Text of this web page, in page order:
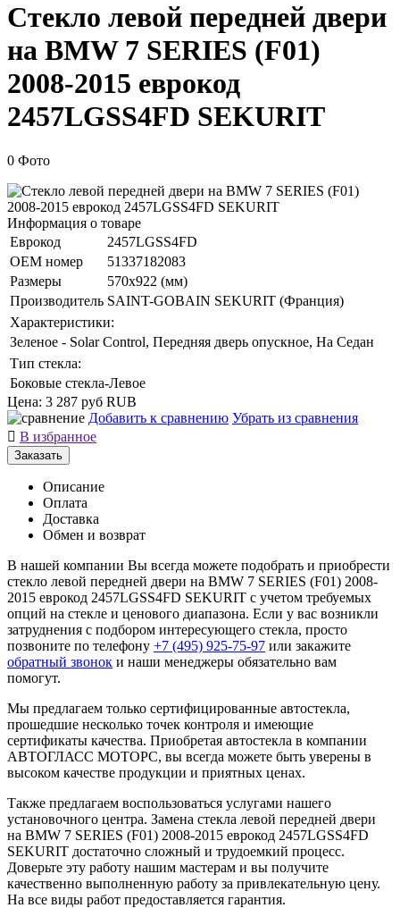
Стекло левой передней двери
на BMW 7 SERIES (F01)
2008-2015 еврокод
2457LGSS4FD SEKURIT
0 Фото
Информация о товаре
Еврокод
2457LGSS4FD
ОЕМ номер
51337182083
Размеры
570x922 (мм)
Производитель SAINT-GOBAIN SEKURIT (Франция)
Характеристики:
Зеленое - Solar Control, Передняя дверь опускное, На Седан
Тип стекла:
Боковые стекла-Левое
Цена: 3 287 руб RUB
Добавить к сравнению Убрать из сравнения
 В избранное
Заказать
Описание
Оплата
Доставка
Обмен и возврат
В нашей компании Вы всегда можете подобрать и приобрести
стекло левой передней двери на BMW 7 SERIES (F01) 2008-
2015 еврокод 2457LGSS4FD SEKURIT с учетом требуемых
опций на стекле и ценового диапазона. Если у вас возникли
затруднения с подбором интересующего стекла, просто
позвоните по телефону +7 (495) 925-75-97 или закажите
обратный звонок и наши менеджеры обязательно вам
помогут.
Мы предлагаем только сертифицированные автостекла,
прошедшие несколько точек контроля и имеющие
сертификаты качества. Приобретая автостекла в компании
АВТОГЛАСС МОТОРС, вы всегда можете быть уверены в
высоком качестве продукции и приятных ценах.
Также предлагаем воспользоваться услугами нашего
установочного центра. Замена стекла левой передней двери
на BMW 7 SERIES (F01) 2008-2015 еврокод 2457LGSS4FD
SEKURIT достаточно сложный и трудоемкий процесс.
Доверьте эту работу нашим мастерам и вы получите
качественно выполненную работу за привлекательную цену.
На все виды работ предоставляется гарантия.